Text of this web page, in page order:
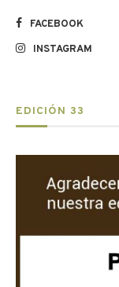
FACEBOOK
INSTAGRAM
EDICIÓN 33